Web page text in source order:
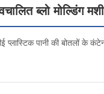
ब्लो मोल्डिंग
प्लास्टिक पानी की बोतलों के